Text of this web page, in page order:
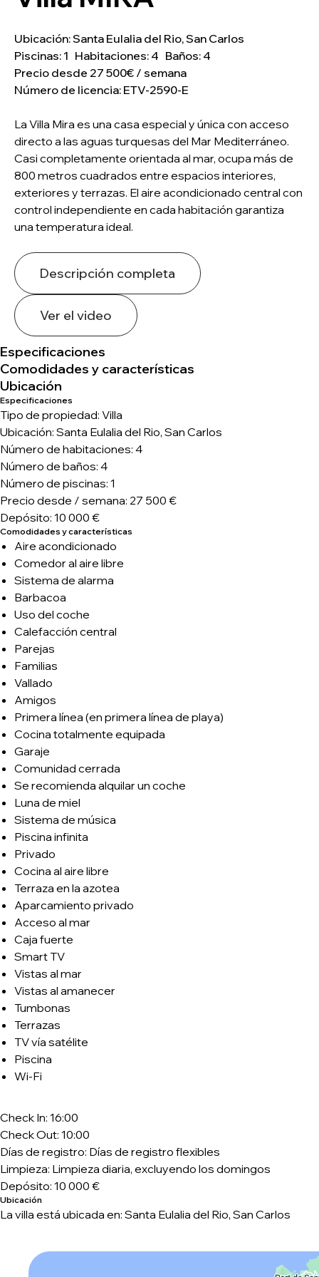
Ubicación: Santa Eulalia del Rio, San Carlos
Piscinas: 1 Habitaciones: 4 Baños: 4
Precio desde 27 500€ / semana
Número de licencia: ETV-2590-E
La Villa Mira es una casa especial y única con acceso
directo a las aguas turquesas del Mar Mediterráneo.
Casi completamente orientada al mar, ocupa más de
800 metros cuadrados entre espacios interiores,
exteriores y terrazas. El aire acondicionado central con
control independiente en cada habitación garantiza
una temperatura ideal.
Descripción completa
Ver el video
Especificaciones
Comodidades y características
Ubicación
Especificaciones
Tipo de propiedad: Villa
Ubicación: Santa Eulalia del Rio, San Carlos
Número de habitaciones: 4
Número de baños: 4
Número de piscinas: 1
Precio desde / semana: 27 500 €
Depósito: 10 000 €
Comodidades y características
Aire acondicionado
Comedor al aire libre
Sistema de alarma
Barbacoa
Uso del coche
Calefacción central
Parejas
Familias
Vallado
Amigos
Primera línea (en primera línea de playa)
Cocina totalmente equipada
Garaje
Comunidad cerrada
Se recomienda alquilar un coche
Luna de miel
Sistema de música
Piscina infinita
Privado
Cocina al aire libre
Terraza en la azotea
Aparcamiento privado
Acceso al mar
Caja fuerte
Smart TV
Vistas al mar
Vistas al amanecer
Tumbonas
Terrazas
TV vía satélite
Piscina
Wi-Fi
Check In: 16:00
Check Out: 10:00
Días de registro: Días de registro flexibles
Limpieza: Limpieza diaria, excluyendo los domingos
Depósito: 10 000 €
Ubicación
La villa está ubicada en: Santa Eulalia del Rio, San Carlos